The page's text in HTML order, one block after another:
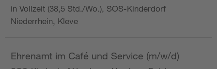
in Vollzeit (38,5 Std./Wo.), SOS-Kinderdorf
Niederrhein, Kleve
Ehrenamt im Café und Service (m/w/d)